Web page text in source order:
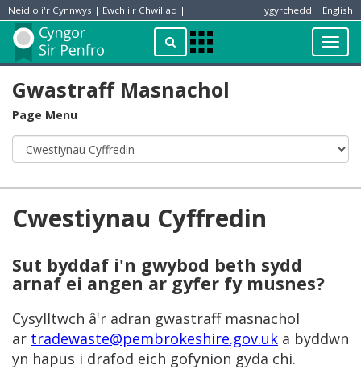
Neidio i'r Cynnwys | Ewch i'r Chwiliad | Hygyrchedd | English
ChwilioApps
Menu
Preswylydd
Gwastraff Masnachol
Page Menu
Cwestiynau Cyffredin
Sut byddaf i'n gwybod beth sydd
arnaf ei angen ar gyfer fy musnes?
Cysylltwch â'r adran gwastraff masnachol
ar tradewaste@pembrokeshire.gov.uk a byddwn
yn hapus i drafod eich gofynion gyda chi.